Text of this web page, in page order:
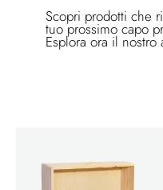
Scopri prodotti che
tuo prossimo capo
Esplora ora il nostro